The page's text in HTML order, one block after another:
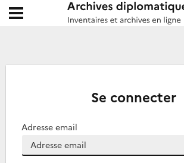
Archives diplomatiques
Ouvrir le menu déroulant
Se connecter
Adresse email